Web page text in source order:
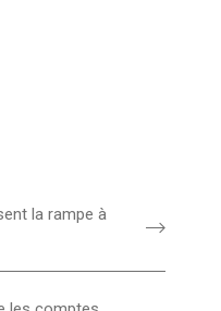
la rampe à